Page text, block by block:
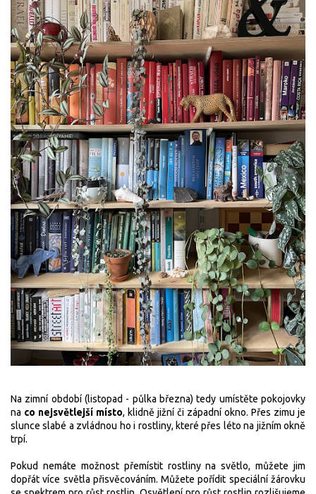
Na zimní období (listopad - půlka března) tedy umístěte pokojovky
na co nejsvětlejší místo, klidně jižní či západní okno. Přes zimu je
slunce slabé a zvládnou ho i rostliny, které přes léto na jižním okně
trpí.
Pokud nemáte možnost přemístit rostliny na světlo, můžete jim
dopřát více světla přisvěcováním. Můžete pořídit speciální žárovku